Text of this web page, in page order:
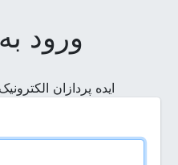
ورود
ایده پردازان